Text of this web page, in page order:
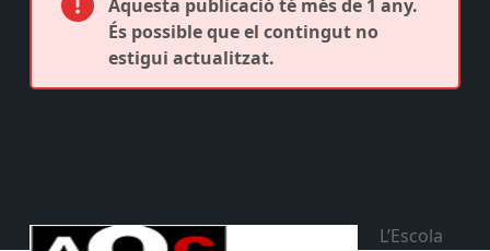
Aquesta publicació té més de 1 any.
És possible que el contingut no
estigui actualitzat.
L’Escola